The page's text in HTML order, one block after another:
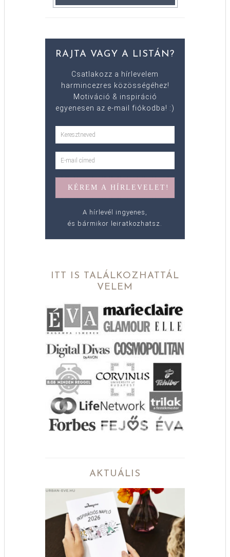
RAJTA VAGY A LISTÁN?
Csatlakozz a hírlevelem
harmincezres közösségéhez!
Motiváció & inspiráció
egyenesen az e-mail fiókodba! :)
A hírlevél ingyenes,
és bármikor leiratkozhatsz.
ITT IS TALÁLKOZHATTÁL
VELEM
AKTUÁLIS